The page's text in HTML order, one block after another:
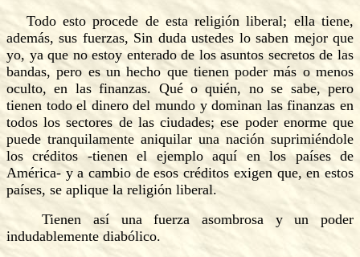
Todo esto procede de esta religión liberal; ella tiene,
además, sus fuerzas, Sin duda ustedes lo saben mejor que
yo, ya que no estoy enterado de los asuntos secretos de las
bandas, pero es un hecho que tienen poder más o menos
oculto, en las finanzas. Qué o quién, no se sabe, pero
tienen todo el dinero del mundo y dominan las finanzas en
todos los sectores de las ciudades; ese poder enorme que
puede tranquilamente aniquilar una nación suprimiéndole
los créditos -tienen el ejemplo aquí en los países de
América- y a cambio de esos créditos exigen que, en estos
países, se aplique la religión liberal.
Tienen así una fuerza asombrosa y un poder
indudablemente diabólico.